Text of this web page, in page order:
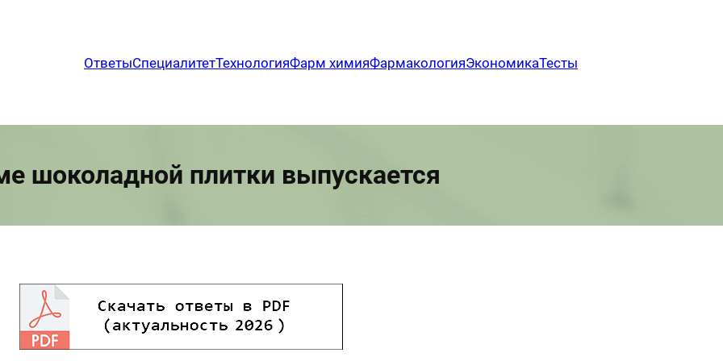
ОтветыСпециалитетТехнологияФарм химияФармакологияЭкономикаТесты
шоколадной плитки выпускается